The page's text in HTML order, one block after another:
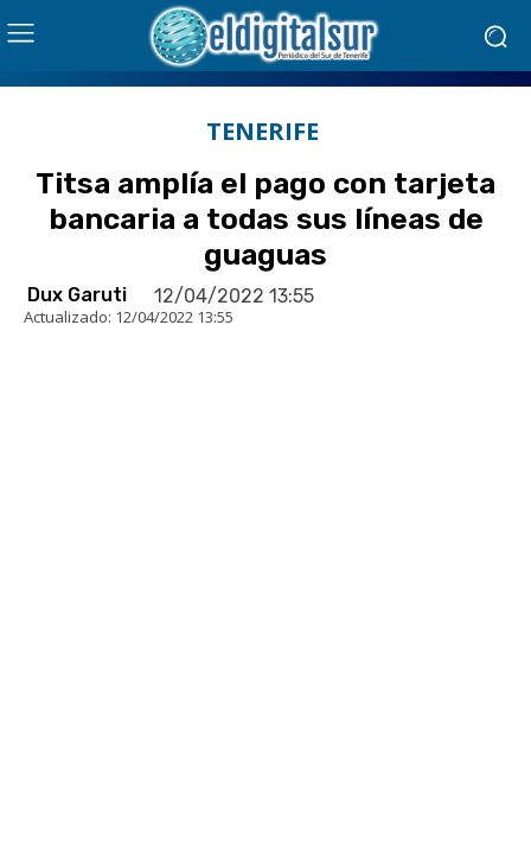
TENERIFE
Titsa amplía el pago con tarjeta
bancaria a todas sus líneas de
guaguas
Dux Garuti 12/04/2022 13:55
Actualizado: 12/04/2022 13:55